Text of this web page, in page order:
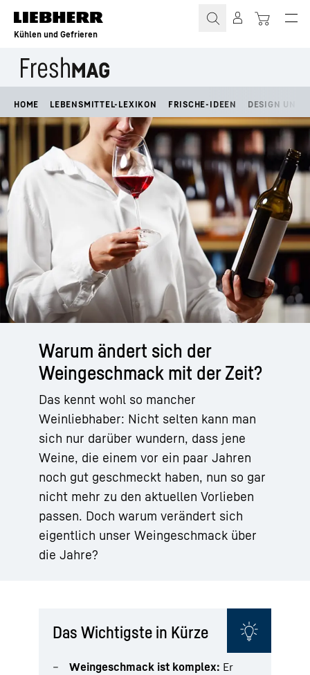
Zum Inhalt springen
Kühlen und Gefrieren
HOME LEBENSMITTEL-LEXIKON FRISCHE-IDEEN DESIGN UND
Warum ändert sich der
Weingeschmack mit der Zeit?
Das kennt wohl so mancher
Weinliebhaber: Nicht selten kann man
sich nur darüber wundern, dass jene
Weine, die einem vor ein paar Jahren
noch gut geschmeckt haben, nun so gar
nicht mehr zu den aktuellen Vorlieben
passen. Doch warum verändert sich
eigentlich unser Weingeschmack über
die Jahre?
Das Wichtigste in Kürze
Weingeschmack ist komplex: Er